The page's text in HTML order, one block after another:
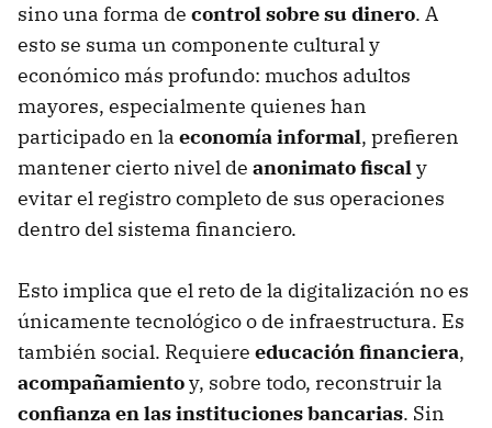
sino una forma de control sobre su dinero. A
esto se suma un componente cultural y
económico más profundo: muchos adultos
mayores, especialmente quienes han
participado en la economía informal, prefieren
mantener cierto nivel de anonimato fiscaly
evitar el registro completo de sus operaciones
dentro del sistema financiero.
Esto implica que el reto de la digitalización no es
únicamente tecnológico o de infraestructura. Es
también social. Requiere educación financiera,
acompañamientoy, sobre todo, reconstruir la
confianza en las instituciones bancarias. Sin